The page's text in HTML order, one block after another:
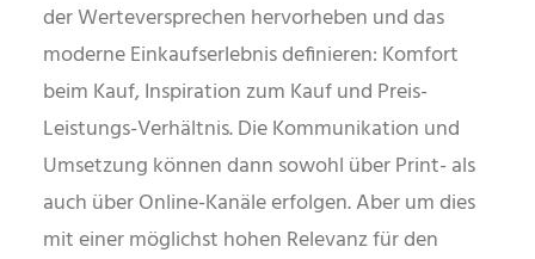
der Werteversprechen hervorheben und das
moderne Einkaufserlebnis definieren: Komfort
beim Kauf, Inspiration zum Kauf und Preis-
Leistungs-Verhältnis. Die Kommunikation und
Umsetzung können dann sowohl über Print- als
auch über Online-Kanäle erfolgen. Aber um dies
mit einer möglichst hohen Relevanz für den